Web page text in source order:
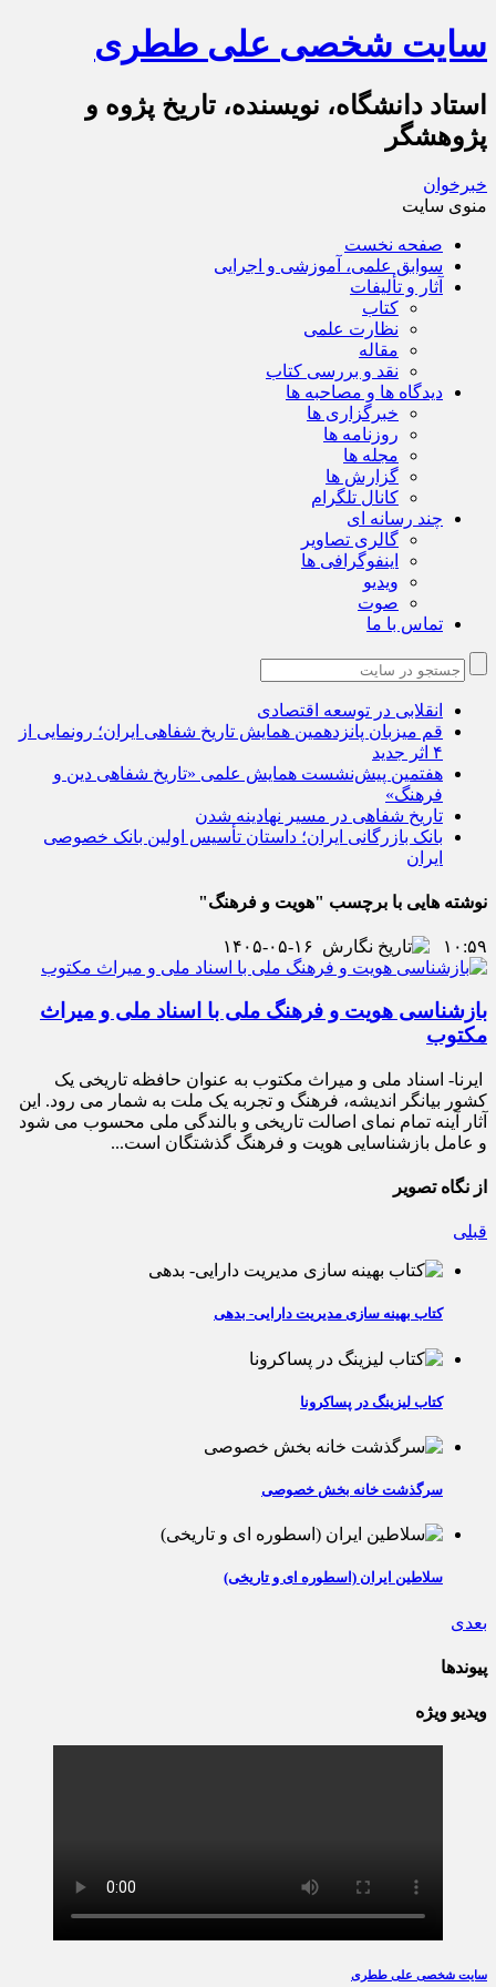
سایت شخصی علی ططری
استاد دانشگاه، نویسنده، تاریخ پژوه و
پژوهشگر
خبرخوان
منوی سایت
صفحه نخست
سوابق علمی، آموزشی و اجرایی
آثار و تألیفات
کتاب
نظارت علمی
مقاله
نقد و بررسی کتاب
دیدگاه ها و مصاحبه ها
خبرگزاری ها
روزنامه ها
مجله ها
گزارش ها
کانال تلگرام
چند رسانه ای
گالری تصاویر
اینفوگرافی ها
ویدیو
صوت
تماس با ما
انقلابی در توسعه اقتصادی
قم میزبان پانزدهمین همایش تاریخ شفاهی ایران؛ رونمایی از
۴ اثر جدید
هفتمین پیش‌نشست همایش علمی «تاریخ شفاهی دین و
فرهنگ»
تاریخ شفاهی در مسیر نهادینه شدن
بانک بازرگانی ایران؛ داستان تأسیس اولین بانک خصوصی
ایران
نوشته هایی با برچسب "هویت و فرهنگ"
۱۰:۵۹
بازشناسی هویت و فرهنگ ملی با اسناد ملی و میراث
مکتوب
ایرنا- اسناد ملی و میراث مکتوب به عنوان حافظه تاریخی یک
کشور بیانگر اندیشه، فرهنگ و تجربه یک ملت به شمار می رود. این
آثار آینه تمام نمای اصالت تاریخی و بالندگی ملی محسوب می شود
و عامل بازشناسایی هویت و فرهنگ گذشتگان است...
از نگاه تصویر
قبلی
کتاب بهینه سازی مدیریت دارایی- بدهی
کتاب لیزینگ در پساکرونا
سرگذشت خانه بخش خصوصی
سلاطین ایران (اسطوره ای و تاریخی)
بعدی
پیوندها
ویدیو ویژه
سایت شخصی علی ططری